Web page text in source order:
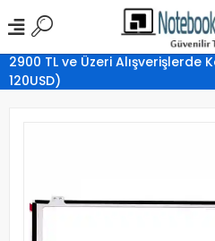
2900 TL ve Üzeri
120USD)